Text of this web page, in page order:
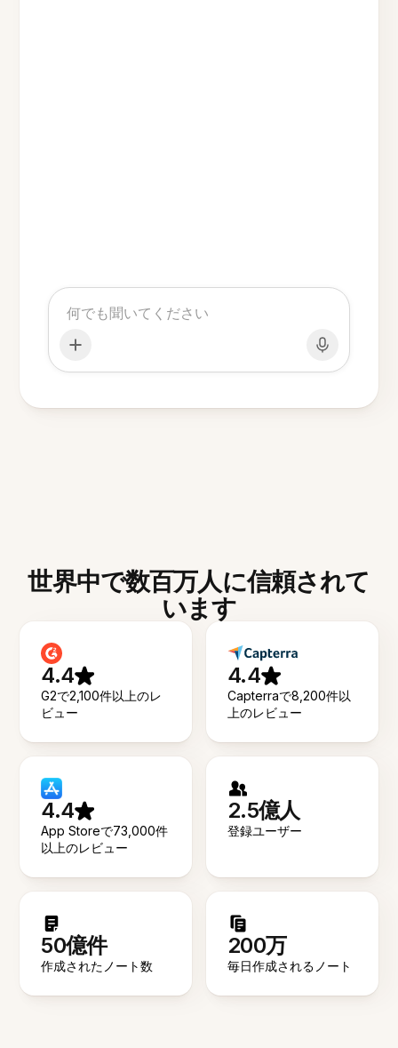
世界中で数百万人に信頼されて
います
4.4
G2で2,100件以上のレ
ビュー
4.4
Capterraで8,200件以
上のレビュー
4.4
App Storeで73,000件
以上のレビュー
2.5億人
登録ユーザー
50億件
作成されたノート数
200万
毎日作成されるノート